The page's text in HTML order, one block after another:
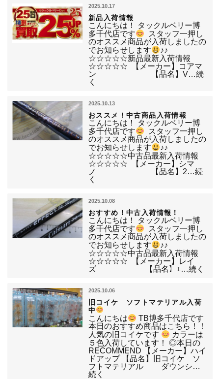
2025.10.17
新品入荷情報
こんにちは！ タックルベリー博
多千代店です
スタッフ一押し
のオススメ商品が入荷しましたの
でお知らせします
♪♪
☆☆☆☆☆新品最新入荷情報
☆☆☆☆☆ 【メーカー】コアマ
ン 【品名】V…続
く
2025.10.13
おススメ！中古商品入荷情報
こんにちは！ タックルベリー博
多千代店です
スタッフ一押し
のオススメ商品が入荷しましたの
でお知らせします
♪♪
☆☆☆☆☆中古品最新入荷情報
☆☆☆☆☆ 【メーカー】シマ
ノ 【品名】2…続
く
2025.10.08
おすすめ！中古入荷情報！
こんにちは！ タックルベリー博
多千代店です
スタッフ一押し
のオススメ商品が入荷しましたの
でお知らせします
♪♪
☆☆☆☆☆中古品最新入荷情報
☆☆☆☆☆ 【メーカー】レイ
ズ 【品名】ｴ…続く
2025.10.06
旧コイケ ソフトマテリアル入荷
中
こんにちは
TB博多千代店です
本日のおすすめ商品はこちら！！
人気の旧コイケです
カラーは
５色入荷しています！ ◎本日の
RECOMMEND 【メーカー】ハイ
ドアップ 【品名】旧コイケ ソ
フトマテリアル ダウンシ…
続く